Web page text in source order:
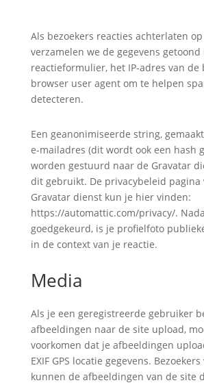
Als bezoekers reacties achterlaten
verzamelen we de gegevens
reactieformulier, het IP-adres van de
browser user agent om te helpen
detecteren.
Een geanonimiseerde string,
e-mailadres (dit wordt ook een hash
worden gestuurd naar de Gravatar
dit gebruikt. De privacybeleid pagina
Gravatar dienst kun je hier vinden:
https://automattic.com/privacy/.
goedgekeurd, is je profielfoto
in de context van je reactie.
Media
Als je een geregistreerde gebruiker
afbeeldingen naar de site upload,
voorkomen dat je afbeeldingen
EXIF GPS locatie gegevens.
kunnen de afbeeldingen van de site